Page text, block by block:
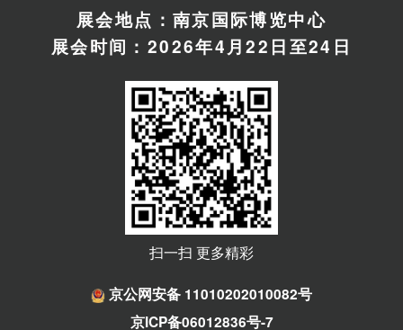
展会地点：南京国际博览中心
展会时间：2026年4月22日至24日
扫一扫 更多精彩
京公网安备 11010202010082号
京ICP备06012836号-7